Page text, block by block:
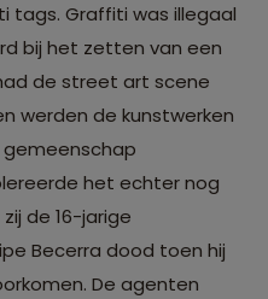
tags. Graffiti was illegaal
bij het zetten van een
de street art scene
werden de kunstwerken
het echter nog
de 16-jarige
Becerra dood toen hij
De agenten